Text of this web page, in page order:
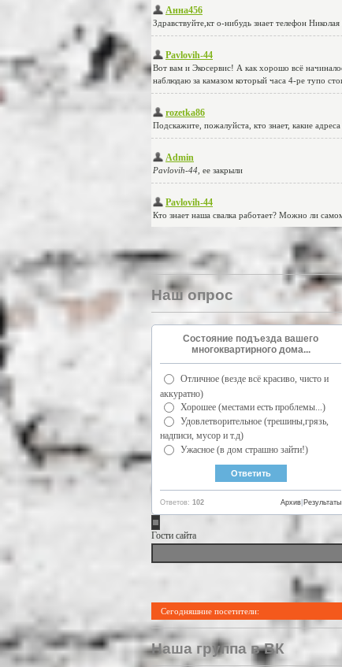
Наш опрос
Состояние подъезда вашего
многоквартирного дома...
Отличное (везде всё красиво, чисто и
аккуратно)
Хорошее (местами есть проблемы...)
Удовлетворительное (трешины,грязь,
надписи, мусор и т.д)
Ужасное (в дом страшно зайти!)
Ответов: 102 Результаты
Архив
Гости сайта
Сегодняшние посетители:
Наша группа в ВК